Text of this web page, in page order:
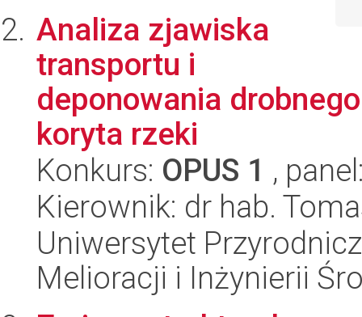
Analiza zjawiska
transportu i
deponowania
koryta rzeki
Konkurs: OPUS 1 ,
Kierownik: dr hab.
Uniwersytet
Melioracji i Inżynierii